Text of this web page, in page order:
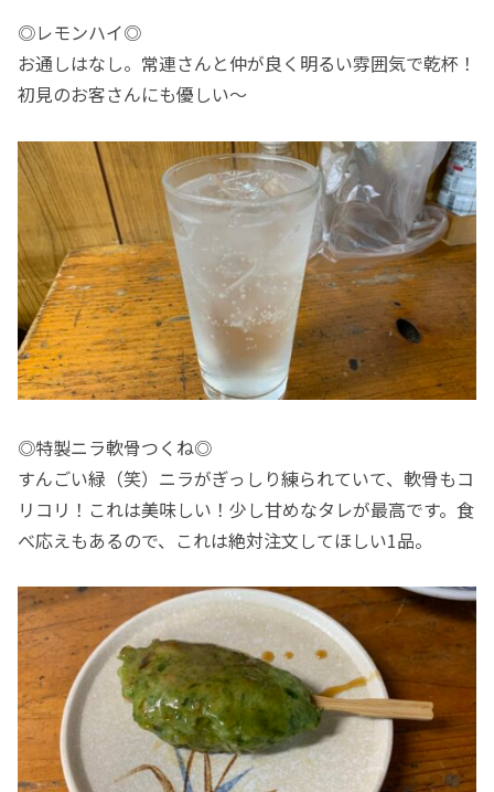
◎レモンハイ◎
お通しはなし。常連さんと仲が良く明るい雰囲気で乾杯！
初見のお客さんにも優しい〜
◎特製ニラ軟骨つくね◎
すんごい緑（笑）ニラがぎっしり練られていて、軟骨もコ
リコリ！これは美味しい！少し甘めなタレが最高です。食
べ応えもあるので、これは絶対注文してほしい1品。